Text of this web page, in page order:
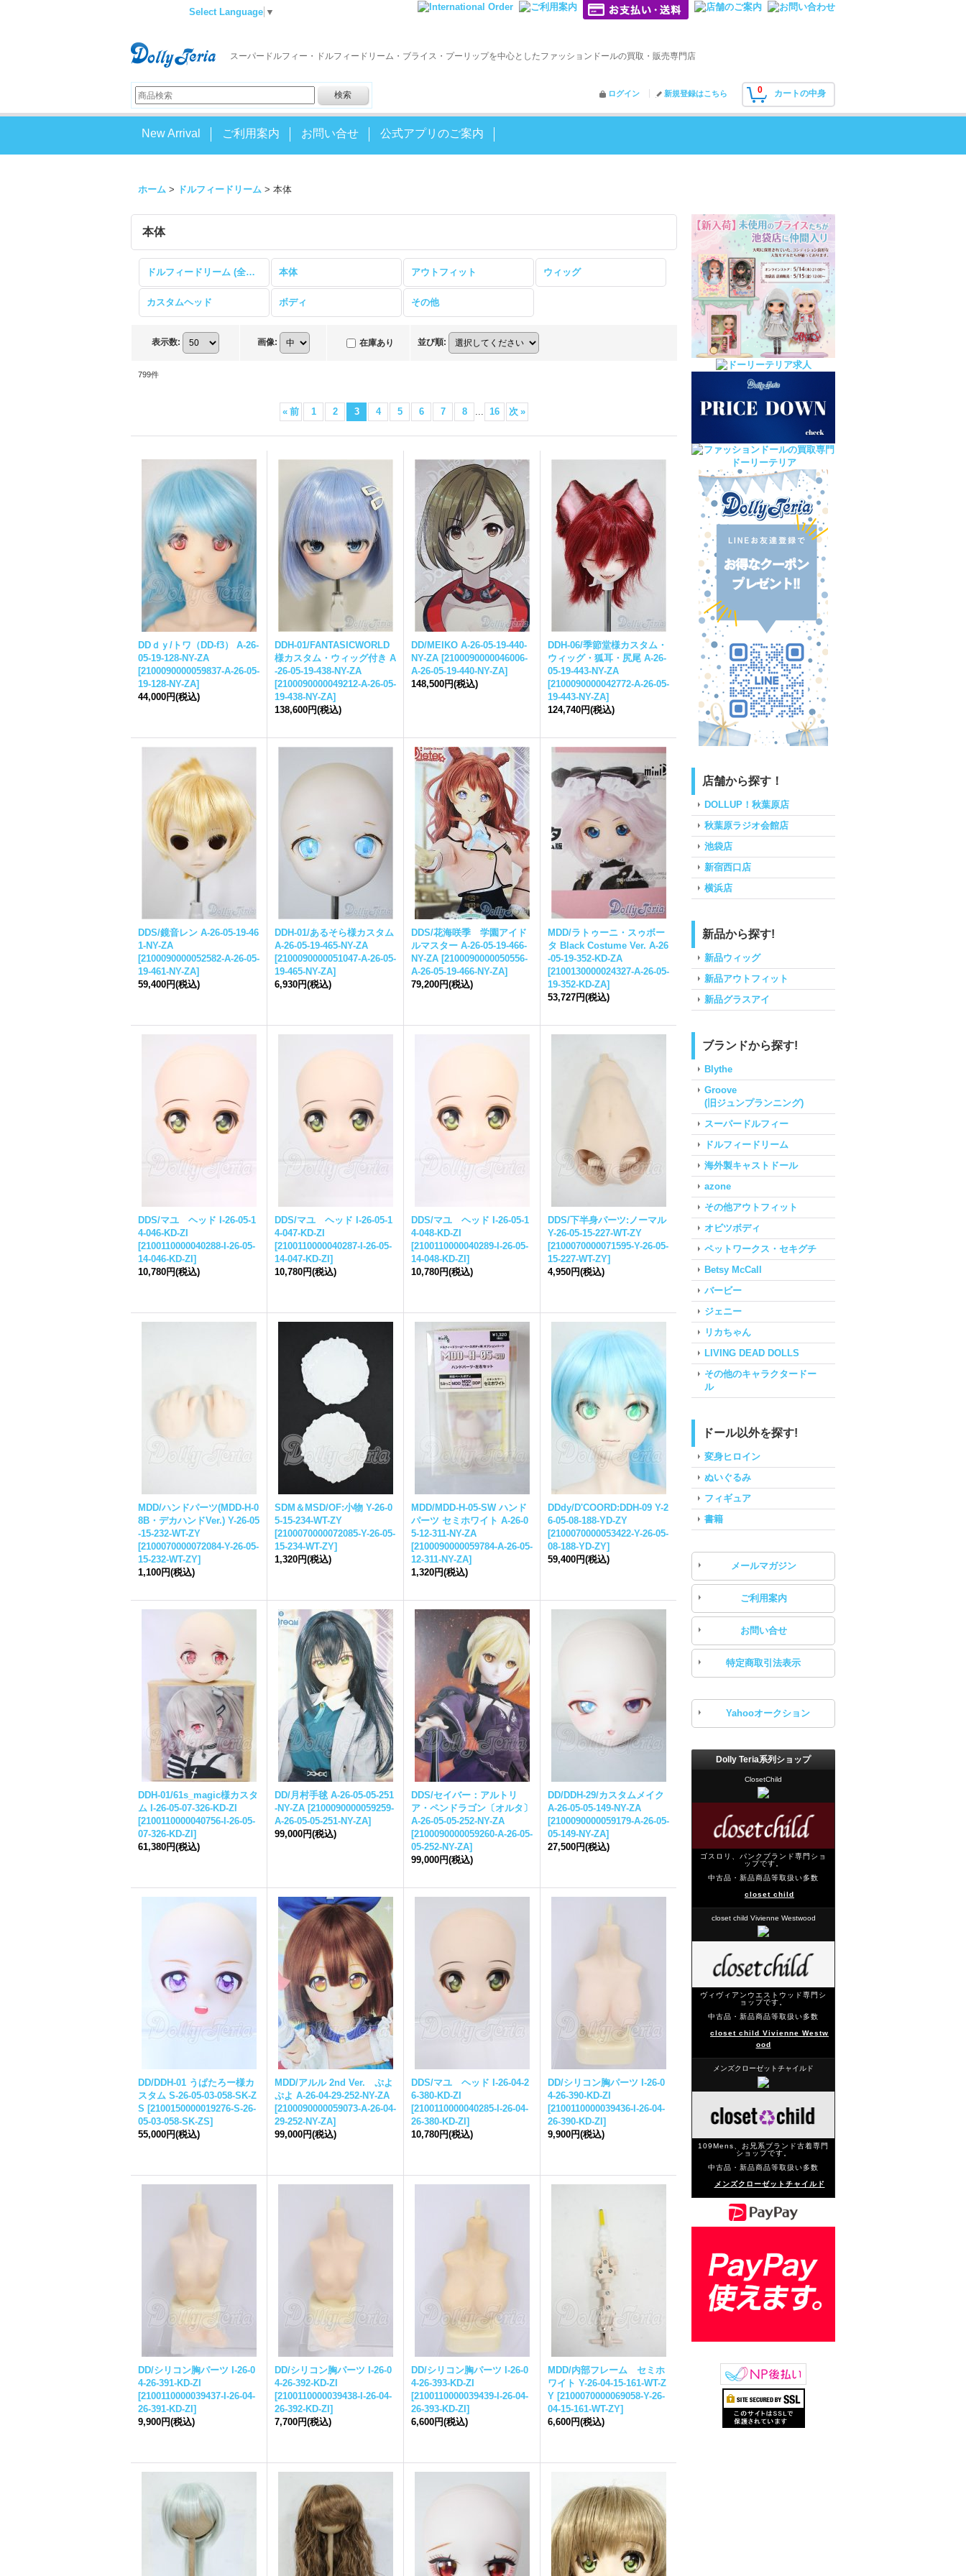
Select Language ▼
スーパードルフィー・ドルフィードリーム・ブライス・プーリップを中心としたファッションドールの買取・販売専門店
0 カートの中身
ログイン 新規登録はこちら
New Arrival ご利用案内 お問い合せ 公式アプリのご案内
ホーム > ドルフィードリーム > 本体
本体
ドルフィードリーム (全商品) 本体 アウトフィット ウィッグ
カスタムヘッド ボディ その他
表示数: 画像: 在庫あり 並び順:
799件
« 前 1 2 3 4 5 6 7 8 ... 16 次 »
DDｄｙ/トワ（DD-f3） A-26-
05-19-128-NY-ZA
[2100090000059837-A-26-05-
19-128-NY-ZA]
44,000円(税込)
DDH-01/FANTASICWORLD
様カスタム・ウィッグ付き A
-26-05-19-438-NY-ZA
[2100090000049212-A-26-05-
19-438-NY-ZA]
138,600円(税込)
DD/MEIKO A-26-05-19-440-
NY-ZA [2100090000046006-
A-26-05-19-440-NY-ZA]
148,500円(税込)
DDH-06/季節堂様カスタム・
ウィッグ・狐耳・尻尾 A-26-
05-19-443-NY-ZA
[2100090000042772-A-26-05-
19-443-NY-ZA]
124,740円(税込)
DDS/鏡音レン A-26-05-19-46
1-NY-ZA
[2100090000052582-A-26-05-
19-461-NY-ZA]
59,400円(税込)
DDH-01/あるそら様カスタム
A-26-05-19-465-NY-ZA
[2100090000051047-A-26-05-
19-465-NY-ZA]
6,930円(税込)
DDS/花海咲季 学園アイド
ルマスター A-26-05-19-466-
NY-ZA [2100090000050556-
A-26-05-19-466-NY-ZA]
79,200円(税込)
MDD/ラトゥーニ・スゥボー
タ Black Costume Ver. A-26
-05-19-352-KD-ZA
[2100130000024327-A-26-05-
19-352-KD-ZA]
53,727円(税込)
DDS/マユ ヘッド I-26-05-1
4-046-KD-ZI
[2100110000040288-I-26-05-
14-046-KD-ZI ]
10,780円(税込)
DDS/マユ ヘッド I-26-05-1
4-047-KD-ZI
[2100110000040287-I-26-05-
14-047-KD-ZI ]
10,780円(税込)
DDS/マユ ヘッド I-26-05-1
4-048-KD-ZI
[2100110000040289-I-26-05-
14-048-KD-ZI ]
10,780円(税込)
DDS/下半身パーツ:ノーマル
Y-26-05-15-227-WT-ZY
[2100070000071595-Y-26-05-
15-227-WT-ZY]
4,950円(税込)
MDD/ハンドパーツ(MDD-H-0
8B・デカハンドVer.) Y-26-05
-15-232-WT-ZY
[2100070000072084-Y-26-05-
15-232-WT-ZY]
1,100円(税込)
SDM＆MSD/OF:小物 Y-26-0
5-15-234-WT-ZY
[2100070000072085-Y-26-05-
15-234-WT-ZY]
1,320円(税込)
MDD/MDD-H-05-SW ハンド
パーツ セミホワイト A-26-0
5-12-311-NY-ZA
[2100090000059784-A-26-05-
12-311-NY-ZA]
1,320円(税込)
DDdy/D'COORD:DDH-09 Y-2
6-05-08-188-YD-ZY
[2100070000053422-Y-26-05-
08-188-YD-ZY]
59,400円(税込)
DDH-01/61s_magic様カスタ
ム I-26-05-07-326-KD-ZI
[2100110000040756-I-26-05-
07-326-KD-ZI ]
61,380円(税込)
DD/月村手毬 A-26-05-05-251
-NY-ZA [2100090000059259-
A-26-05-05-251-NY-ZA]
99,000円(税込)
DDS/セイバー：アルトリ
ア・ペンドラゴン〔オルタ〕
A-26-05-05-252-NY-ZA
[2100090000059260-A-26-05-
05-252-NY-ZA]
99,000円(税込)
DD/DDH-29/カスタムメイク
A-26-05-05-149-NY-ZA
[2100090000059179-A-26-05-
05-149-NY-ZA]
27,500円(税込)
DD/DDH-01 うぱたろー様カ
スタム S-26-05-03-058-SK-Z
S [2100150000019276-S-26-
05-03-058-SK-ZS]
55,000円(税込)
MDD/アルル 2nd Ver. ぷよ
ぷよ A-26-04-29-252-NY-ZA
[2100090000059073-A-26-04-
29-252-NY-ZA]
99,000円(税込)
DDS/マユ ヘッド I-26-04-2
6-380-KD-ZI
[2100110000040285-I-26-04-
26-380-KD-ZI ]
10,780円(税込)
DD/シリコン胸パーツ I-26-0
4-26-390-KD-ZI
[2100110000039436-I-26-04-
26-390-KD-ZI ]
9,900円(税込)
DD/シリコン胸パーツ I-26-0
4-26-391-KD-ZI
[2100110000039437-I-26-04-
26-391-KD-ZI ]
9,900円(税込)
DD/シリコン胸パーツ I-26-0
4-26-392-KD-ZI
[2100110000039438-I-26-04-
26-392-KD-ZI ]
7,700円(税込)
DD/シリコン胸パーツ I-26-0
4-26-393-KD-ZI
[2100110000039439-I-26-04-
26-393-KD-ZI ]
6,600円(税込)
MDD/内部フレーム セミホ
ワイト Y-26-04-15-161-WT-Z
Y [2100070000069058-Y-26-
04-15-161-WT-ZY]
6,600円(税込)
店舗から探す！
DOLLUP！秋葉原店
秋葉原ラジオ会館店
池袋店
新宿西口店
横浜店
新品から探す!
新品ウィッグ
新品アウトフィット
新品グラスアイ
ブランドから探す!
Blythe
Groove
(旧ジュンプランニング)
スーパードルフィー
ドルフィードリーム
海外製キャストドール
azone
その他アウトフィット
オビツボディ
ペットワークス・セキグチ
Betsy McCall
バービー
ジェニー
リカちゃん
LIVING DEAD DOLLS
その他のキャラクタードー
ル
ドール以外を探す!
変身ヒロイン
ぬいぐるみ
フィギュア
書籍
メールマガジン
ご利用案内
お問い合せ
特定商取引法表示
Yahooオークション
Dolly Teria系列ショップ
ClosetChild
ゴスロリ、パンクブランド専門ショ
ップです。
中古品・新品商品等取扱い多数
closet child
closet child Vivienne Westwood
ヴィヴィアンウエストウッド専門シ
ョップです。
中古品・新品商品等取扱い多数
closet child Vivienne Westw
ood
メンズクローゼットチャイルド
109Mens、お兄系ブランド古着専門
ショップです。
中古品・新品商品等取扱い多数
メンズクローゼットチャイルド